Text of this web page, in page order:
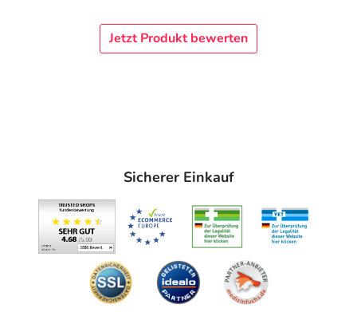
Jetzt Produkt bewerten
Sicherer Einkauf